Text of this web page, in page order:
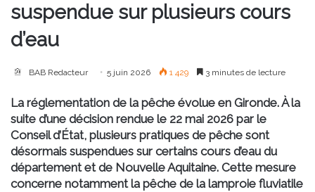
suspendue sur plusieurs cours
d’eau
BAB Redacteur 5 juin 2026 1 429 3 minutes de lecture
La réglementation de la pêche évolue en Gironde. À la
suite d’une décision rendue le 22 mai 2026 par le
Conseil d’État, plusieurs pratiques de pêche sont
désormais suspendues sur certains cours d’eau du
département et de Nouvelle Aquitaine. Cette mesure
concerne notamment la pêche de la lamproie fluviatile